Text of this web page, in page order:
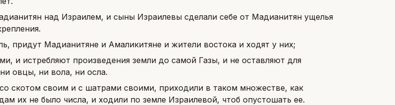
над Израилем, и сыны Израилевы сделали себе от Мадианитян ущелья
придут Мадианитяне и Амаликитяне и жители востока и ходят у них;
и истребляют произведения земли до самой Газы, и не оставляют для
овцы, ни вола, ни осла.
скотом своим и с шатрами своими, приходили в таком множестве, как
их не было числа, и ходили по земле Израилевой, чтоб опустошать ее.